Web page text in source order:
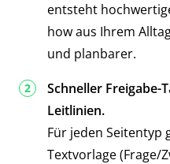
entsteht
how aus Ihrem
und planbarer.
Schneller Freigabe-
Leitlinien.
Für jeden Seitentyp
Textvorlage (Frage/